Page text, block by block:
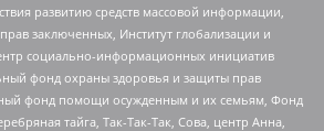
развитию средств массовой информации,
заключенных, Институт глобализации и
социально-информационных инициатив
фонд охраны здоровья и защиты прав
фонд помощи осужденным и их семьям, Фонд
тайга, Так-Так-Так, Сова, центр Анна,